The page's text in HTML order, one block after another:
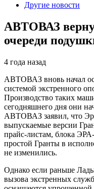
Другие новости
АВТОВАЗ
очереди
4 года назад
АВТОВАЗ вновь начал
системой экстренного
Производство таких
сегодняшнего дня они
АВТОВАЗ заявил, что
выпускаемые версии
прайс-листам, блока
простой Гранты в
не изменились.
Однако если раньше
вызова экстренных